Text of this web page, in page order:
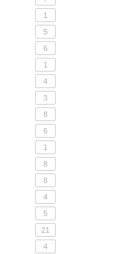
1
5
6
1
4
3
8
6
1
8
8
4
5
21
4